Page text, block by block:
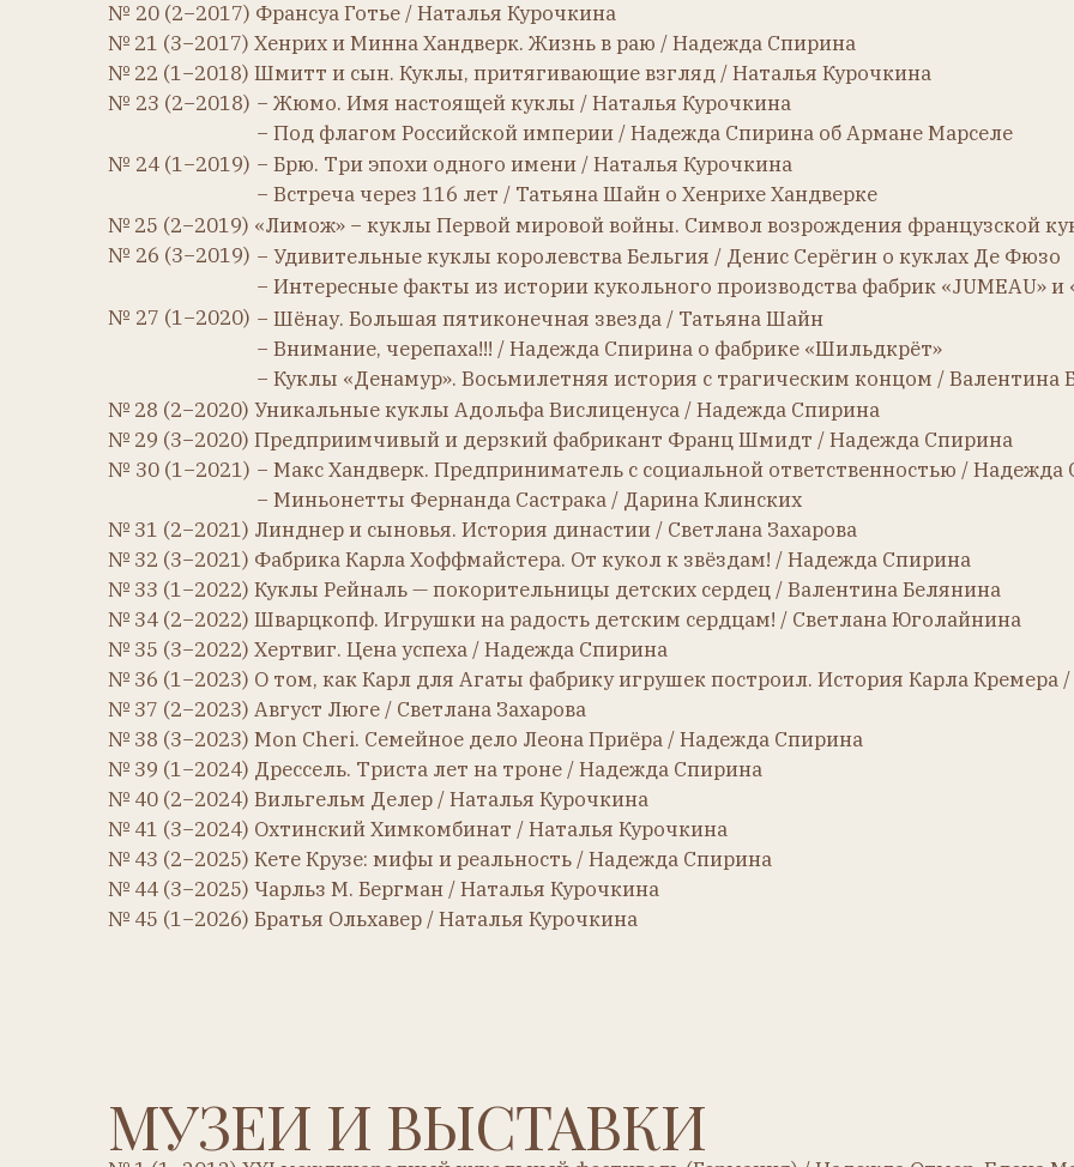
− Встреча через 116 лет / Татьяна Шайн о Хенрихе Хандверке
№ 25 (2−2019) «Лимож» − куклы Первой мировой войны. Символ возрождения французской куклы /
№ 26 (3−2019) − Удивительные куклы королевства Бельгия / Денис Серёгин о куклах Де Фюзо
− Интересные факты из истории кукольного производства фабрик «JUMEAU» и «SFBJ» в
− Шёнау. Большая пятиконечная звезда / Татьяна Шайн
− Внимание, черепаха!!! / Надежда Спирина о фабрике «Шильдкрёт»
− Куклы «Денамур». Восьмилетняя история с трагическим концом / Валентина Белянина
№ 28 (2−2020) Уникальные куклы Адольфа Вислиценуса / Надежда Спирина
№ 29 (3−2020) Предприимчивый и дерзкий фабрикант Франц Шмидт / Надежда Спирина
№ 30 (1−2021) − Макс Хандверк. Предприниматель с социальной ответственностью / Надежда Спирина
− Миньонетты Фернанда Састрака / Дарина Клинских
№ 31 (2−2021) Линднер и сыновья. История династии / Светлана Захарова
№ 32 (3−2021) Фабрика Карла Хоффмайстера. От кукол к звёздам! / Надежда Спирина
№ 33 (1−2022) Куклы Рейналь — покорительницы детских сердец / Валентина Белянина
№ 34 (2−2022) Шварцкопф. Игрушки на радость детским сердцам! / Светлана Юголайнина
№ 35 (3−2022) Хертвиг. Цена успеха / Надежда Спирина
№ 36 (1−2023) О том, как Карл для Агаты фабрику игрушек построил. История Карла Кремера / Светлана
№ 37 (2−2023) Август Люге / Светлана Захарова
№ 38 (3−2023) Mon Cheri. Семейное дело Леона Приёра / Надежда Спирина
№ 39 (1−2024) Дрессель. Триста лет на троне / Надежда Спирина
№ 40 (2−2024) Вильгельм Делер / Наталья Курочкина
№ 41 (3−2024) Охтинский Химкомбинат / Наталья Курочкина
№ 43 (2−2025) Кете Крузе: мифы и реальность / Надежда Спирина
№ 44 (3−2025) Чарльз М. Бергман / Наталья Курочкина
№ 45 (1−2026) Братья Ольхавер / Наталья Курочкина
МУЗЕИ И ВЫСТАВКИ
№ 1 (1−2012) XXI международный кукольный фестиваль (Германия) / Надежда Отмер, Елена Маркина
№ 2 (2−2012) Парижский музей кукол / Наталья Курочкина
№ 3 (1−2013) Museum Hracek. Музей игрушек в Праге / Юлия Ткачун
№ 8 (2−2014) Музей Кембриджа. Детская и игровая комнаты / Елена Лаппо
№ 9 (3−2014) Кобургский музей кукол / Наталья Курочкина